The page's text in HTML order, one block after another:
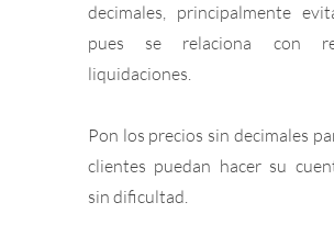
decimales, principalmente
pues se relaciona con
liquidaciones.
Pon los precios sin decimales
clientes puedan hacer su
sin dificultad.